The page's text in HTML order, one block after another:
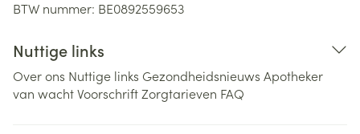
BTW nummer: BE0892559653
Nuttige links
Over ons Nuttige links Gezondheidsnieuws Apotheker
van wachtVoorschriftZorgtarieven FAQ